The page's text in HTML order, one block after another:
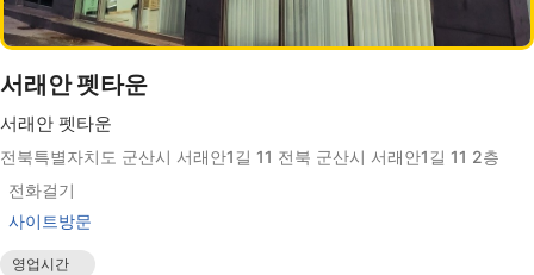
서래안 펫타운
서래안 펫타운
전북특별자치도 군산시 서래안1길 11 전북 군산시 서래안1길 11 2층
전화걸기
사이트방문
영업시간